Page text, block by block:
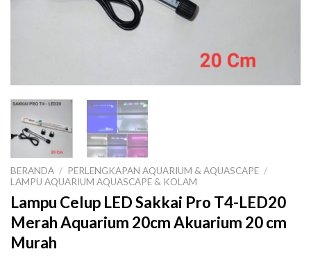
BERANDA / PERLENGKAPAN AQUARIUM & AQUASCAPE /
LAMPU AQUARIUM AQUASCAPE & KOLAM
Lampu Celup LED Sakkai Pro T4-LED20
Merah Aquarium 20cm Akuarium 20 cm
Murah